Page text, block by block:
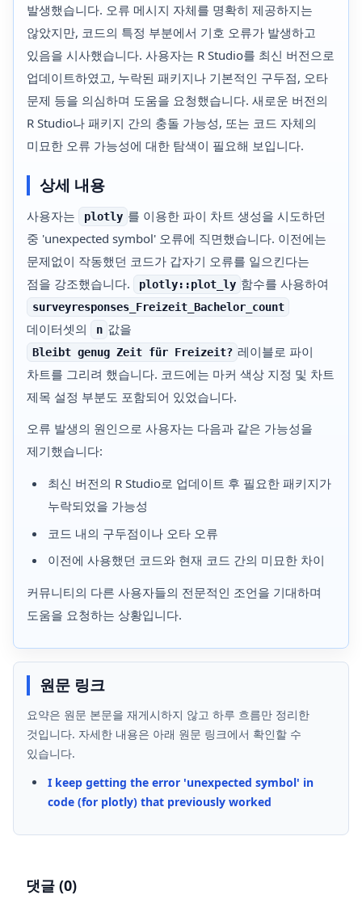
발생했습니다. 오류 메시지 자체를 명확히 제공하지는
않았지만, 코드의 특정 부분에서 기호 오류가 발생하고
있음을 시사했습니다. 사용자는 R Studio를 최신 버전으로
업데이트하였고, 누락된 패키지나 기본적인 구두점, 오타
문제 등을 의심하며 도움을 요청했습니다. 새로운 버전의
R Studio나 패키지 간의 충돌 가능성, 또는 코드 자체의
미묘한 오류 가능성에 대한 탐색이 필요해 보입니다.
상세 내용
사용자는 plotly 를 이용한 파이 차트 생성을 시도하던
중 'unexpected symbol' 오류에 직면했습니다. 이전에는
문제없이 작동했던 코드가 갑자기 오류를 일으킨다는
점을 강조했습니다.
plotly::plot_ly 함수를 사용하여
surveyresponses_Freizeit_Bachelor_count
데이터셋의 n 값을
Bleibt genug Zeit für Freizeit? 레이블로 파이
차트를 그리려 했습니다. 코드에는 마커 색상 지정 및 차트
제목 설정 부분도 포함되어 있었습니다.
오류 발생의 원인으로 사용자는 다음과 같은 가능성을
제기했습니다:
최신 버전의 R Studio로 업데이트 후 필요한 패키지가
누락되었을 가능성
코드 내의 구두점이나 오타 오류
이전에 사용했던 코드와 현재 코드 간의 미묘한 차이
커뮤니티의 다른 사용자들의 전문적인 조언을 기대하며
도움을 요청하는 상황입니다.
원문 링크
요약은 원문 본문을 재게시하지 않고 하루 흐름만 정리한
것입니다. 자세한 내용은 아래 원문 링크에서 확인할 수
있습니다.
I keep getting the error 'unexpected symbol' in
code (for plotly) that previously worked
댓글 (0)